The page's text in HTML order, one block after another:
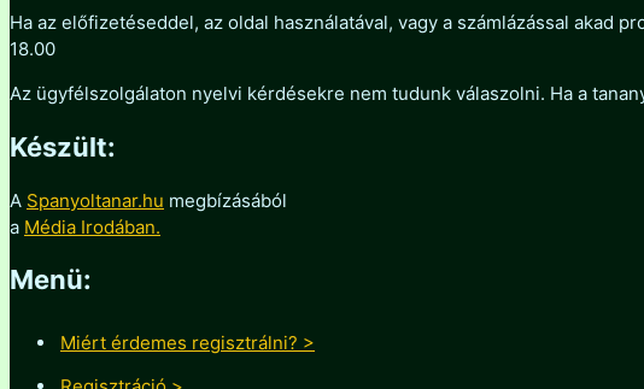
Ha az előfizetéseddel, az oldal használatával, vagy a számlázással akad
18.00
Az ügyfélszolgálaton nyelvi kérdésekre nem tudunk válaszolni. Ha a
Készült:
A Spanyoltanar.hu megbízásából
a Média Irodában.
Menü:
Miért érdemes regisztrálni? >